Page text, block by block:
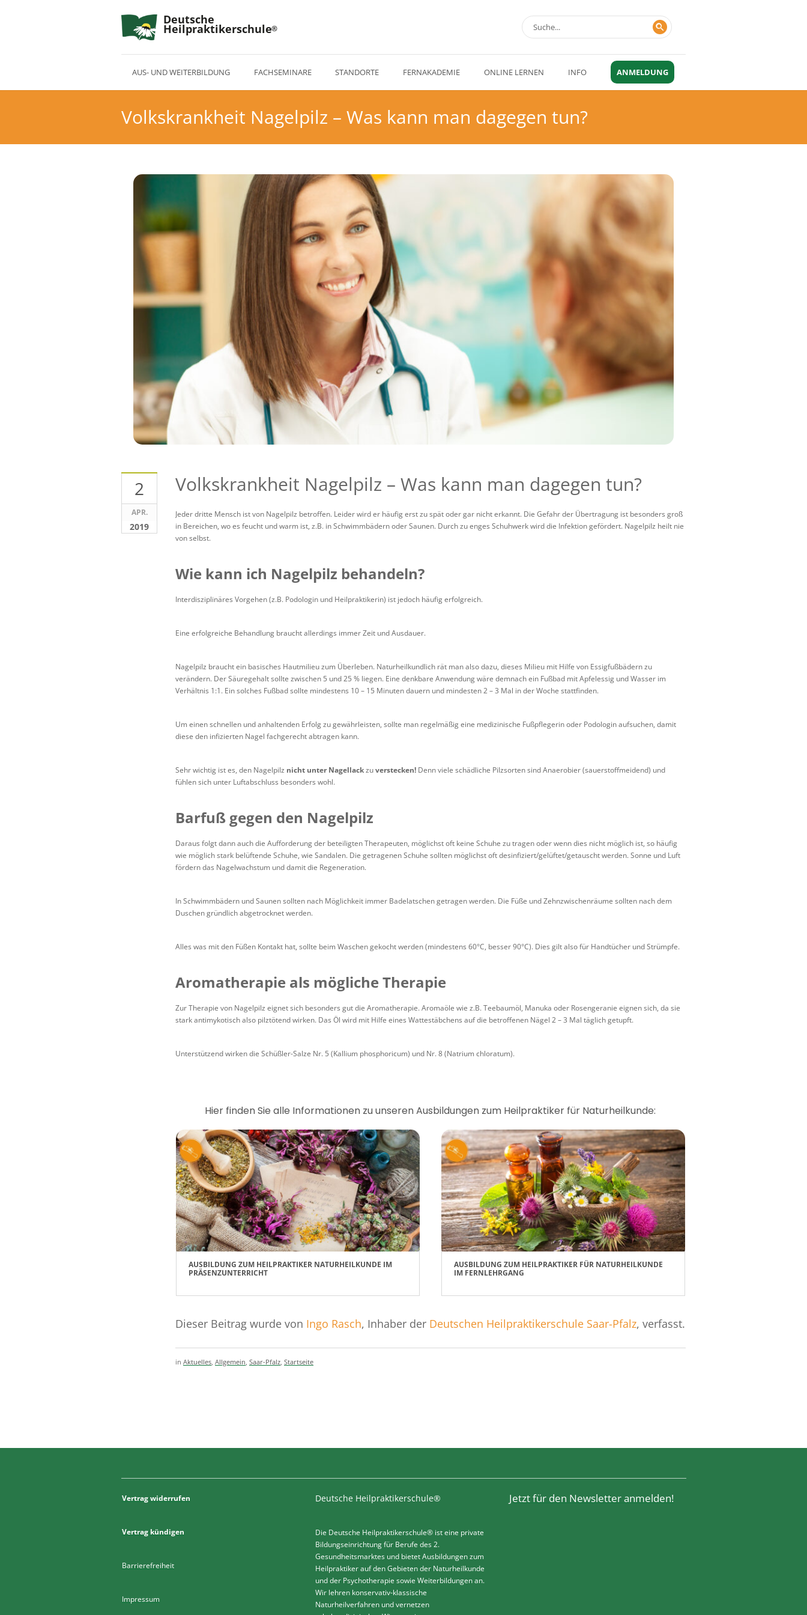
Deutsche
Heilpraktikerschule
AUS- UND WEITERBILDUNG FACHSEMINARE STANDORTE FERNAKADEMIE ONLINE LERNEN INFO ANMELDUNG
Volkskrankheit Nagelpilz – Was kann man dagegen tun?
2
APR.
2019
Volkskrankheit Nagelpilz – Was kann man dagegen tun?
Jeder dritte Mensch ist von Nagelpilz betroffen. Leider wird er häufig erst zu spät oder gar nicht erkannt. Die Gefahr der Übertragung ist besonders groß
in Bereichen, wo es feucht und warm ist, z.B. in Schwimmbädern oder Saunen. Durch zu enges Schuhwerk wird die Infektion gefördert. Nagelpilz heilt nie
von selbst.
Wie kann ich Nagelpilz behandeln?
Interdisziplinäres Vorgehen (z.B. Podologin und Heilpraktikerin) ist jedoch häufig erfolgreich.
Eine erfolgreiche Behandlung braucht allerdings immer Zeit und Ausdauer.
Nagelpilz braucht ein basisches Hautmilieu zum Überleben. Naturheilkundlich rät man also dazu, dieses Milieu mit Hilfe von Essigfußbädern zu
verändern. Der Säuregehalt sollte zwischen 5 und 25 % liegen. Eine denkbare Anwendung wäre demnach ein Fußbad mit Apfelessig und Wasser im
Verhältnis 1:1. Ein solches Fußbad sollte mindestens 10 – 15 Minuten dauern und mindesten 2 – 3 Mal in der Woche stattfinden.
Um einen schnellen und anhaltenden Erfolg zu gewährleisten, sollte man regelmäßig eine medizinische Fußpflegerin oder Podologin aufsuchen, damit
diese den infizierten Nagel fachgerecht abtragen kann.
Sehr wichtig ist es, den Nagelpilz nicht unter Nagellackzuverstecken! Denn viele schädliche Pilzsorten sind Anaerobier (sauerstoffmeidend) und
fühlen sich unter Luftabschluss besonders wohl.
Barfuß gegen den Nagelpilz
Daraus folgt dann auch die Aufforderung der beteiligten Therapeuten, möglichst oft keine Schuhe zu tragen oder wenn dies nicht möglich ist, so häufig
wie möglich stark belüftende Schuhe, wie Sandalen. Die getragenen Schuhe sollten möglichst oft desinfiziert/gelüftet/getauscht werden. Sonne und Luft
fördern das Nagelwachstum und damit die Regeneration.
In Schwimmbädern und Saunen sollten nach Möglichkeit immer Badelatschen getragen werden. Die Füße und Zehnzwischenräume sollten nach dem
Duschen gründlich abgetrocknet werden.
Alles was mit den Füßen Kontakt hat, sollte beim Waschen gekocht werden (mindestens 60°C, besser 90°C). Dies gilt also für Handtücher und Strümpfe.
Aromatherapie als mögliche Therapie
Zur Therapie von Nagelpilz eignet sich besonders gut die Aromatherapie. Aromaöle wie z.B. Teebaumöl, Manuka oder Rosengeranie eignen sich, da sie
stark antimykotisch also pilztötend wirken. Das Öl wird mit Hilfe eines Wattestäbchens auf die betroffenen Nägel 2 – 3 Mal täglich getupft.
Unterstützend wirken die Schüßler-Salze Nr. 5 (Kallium phosphoricum) und Nr. 8 (Natrium chloratum).
Hier finden Sie alle Informationen zu unseren Ausbildungen zum Heilpraktiker für Naturheilkunde:
AUSBILDUNG ZUM HEILPRAKTIKER NATURHEILKUNDE IM
PRÄSENZUNTERRICHT
AUSBILDUNG ZUM HEILPRAKTIKER FÜR NATURHEILKUNDE
IM FERNLEHRGANG
Dieser Beitrag wurde von Ingo Rasch, Inhaber der Deutschen Heilpraktikerschule Saar-Pfalz, verfasst.
in Aktuelles Allgemein Saar-Pfalz Startseite
Vertrag widerrufen
Vertrag kündigen
Barrierefreiheit
Impressum
Deutsche Heilpraktikerschule®
Die Deutsche Heilpraktikerschule® ist eine private
Bildungseinrichtung für Berufe des 2.
Gesundheitsmarktes und bietet Ausbildungen zum
Heilpraktiker auf den Gebieten der Naturheilkunde
und der Psychotherapie sowie Weiterbildungen an.
Wir lehren konservativ-klassische
Naturheilverfahren und vernetzen
Jetzt für den Newsletter anmelden!